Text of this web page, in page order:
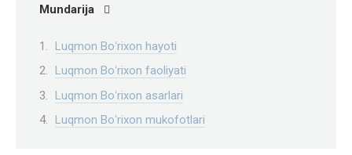
Mundarija
Luqmon Boʻrixon hayoti
Luqmon Boʻrixon faoliyati
Luqmon Boʻrixon asarlari
Luqmon Boʻrixon mukofotlari